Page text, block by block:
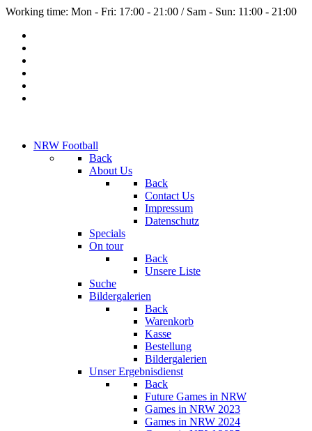
Working time: Mon - Fri: 17:00 - 21:00 / Sam - Sun: 11:00 - 21:00
NRW Football
Back
About Us
Back
Contact Us
Impressum
Datenschutz
Specials
On tour
Back
Unsere Liste
Suche
Bildergalerien
Back
Warenkorb
Kasse
Bestellung
Bildergalerien
Unser Ergebnisdienst
Back
Future Games in NRW
Games in NRW 2023
Games in NRW 2024